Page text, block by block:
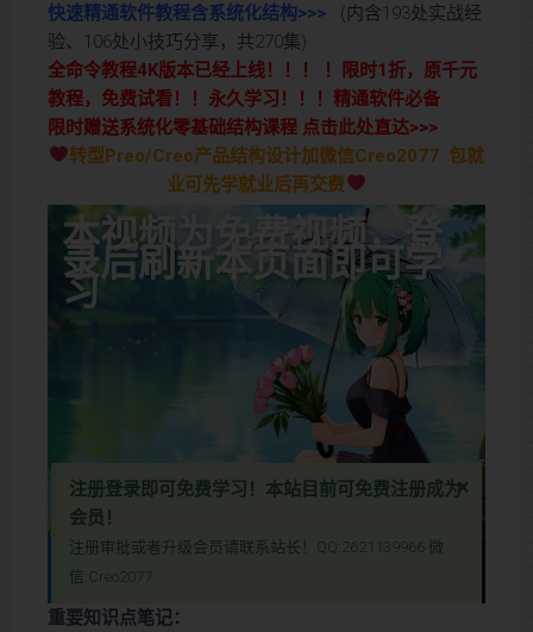
快速精通软件教程含系统化结构>>> (内含193处实战经
验、106处小技巧分享，共270集)
全命令教程4K版本已经上线！！！ ！限时1折，原千元
教程，免费试看！！永久学习！！！精通软件必备
限时赠送系统化零基础结构课程 点击此处直达>>>
转型Preo/Creo产品结构设计加微信Creo2077 包就
业可先学就业后再交费
本视频为免费视频，登
录后刷新本页面即可学
习
本视频教程含图文深入解析了Creo样式命令和Proe样式命令的详细作
本视频为免费视频，登录后刷新本页面即可学习
注册登录即可免费学习！本站目前可免费注册成为
会员！
注册审批或者升级会员请联系站长！QQ:2621139966 微
信:Creo2077
×
重要知识点笔记：